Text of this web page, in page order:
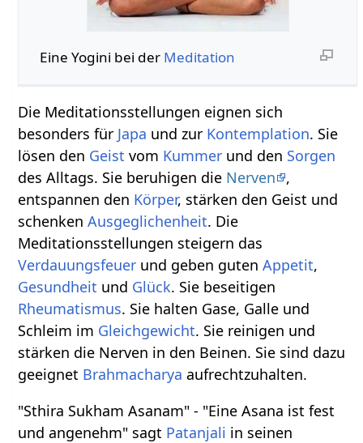
Eine Yogini bei der Meditation
Die Meditationsstellungen eignen sich
besonders für Japa und zur Kontemplation. Sie
lösen den Geist vom Kummer und den Sorgen
des Alltags. Sie beruhigen die Nerven
,
entspannen den Körper, stärken den Geist und
schenkenAusgeglichenheit. Die
Meditationsstellungen steigern das
Verdauungsfeuer und geben gutenAppetit,
Gesundheit und Glück. Sie beseitigen
Rheumatismus. Sie halten Gase, Galle und
Schleim im Gleichgewicht. Sie reinigen und
stärken die Nerven in den Beinen. Sie sind dazu
geeignet Brahmacharya aufrechtzuhalten.
"Sthira Sukham Asanam" - "Eine Asana ist fest
und angenehm" sagt Patanjali in seinen